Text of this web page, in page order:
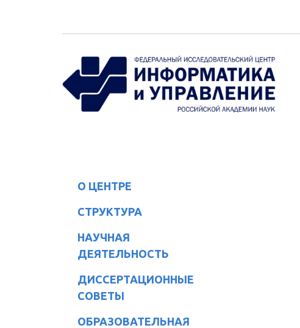
О ЦЕНТРЕ
СТРУКТУРА
НАУЧНАЯ
ДЕЯТЕЛЬНОСТЬ
ДИССЕРТАЦИОННЫЕ
СОВЕТЫ
ОБРАЗОВАТЕЛЬНАЯ